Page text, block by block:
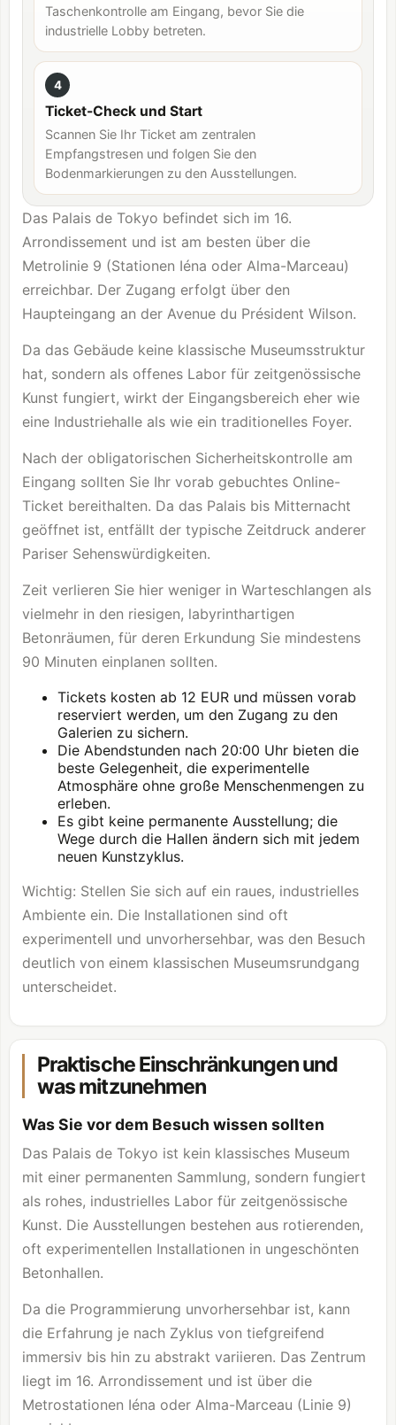
Taschenkontrolle am Eingang, bevor Sie die
industrielle Lobby betreten.
4
Ticket-Check und Start
Scannen Sie Ihr Ticket am zentralen
Empfangstresen und folgen Sie den
Bodenmarkierungen zu den Ausstellungen.
Das Palais de Tokyo befindet sich im 16.
Arrondissement und ist am besten über die
Metrolinie 9 (Stationen Iéna oder Alma-Marceau)
erreichbar. Der Zugang erfolgt über den
Haupteingang an der Avenue du Président Wilson.
Da das Gebäude keine klassische Museumsstruktur
hat, sondern als offenes Labor für zeitgenössische
Kunst fungiert, wirkt der Eingangsbereich eher wie
eine Industriehalle als wie ein traditionelles Foyer.
Nach der obligatorischen Sicherheitskontrolle am
Eingang sollten Sie Ihr vorab gebuchtes Online-
Ticket bereithalten. Da das Palais bis Mitternacht
geöffnet ist, entfällt der typische Zeitdruck anderer
Pariser Sehenswürdigkeiten.
Zeit verlieren Sie hier weniger in Warteschlangen als
vielmehr in den riesigen, labyrinthartigen
Betonräumen, für deren Erkundung Sie mindestens
90 Minuten einplanen sollten.
Tickets kosten ab 12 EUR und müssen vorab
reserviert werden, um den Zugang zu den
Galerien zu sichern.
Die Abendstunden nach 20:00 Uhr bieten die
beste Gelegenheit, die experimentelle
Atmosphäre ohne große Menschenmengen zu
erleben.
Es gibt keine permanente Ausstellung; die
Wege durch die Hallen ändern sich mit jedem
neuen Kunstzyklus.
Wichtig: Stellen Sie sich auf ein raues, industrielles
Ambiente ein. Die Installationen sind oft
experimentell und unvorhersehbar, was den Besuch
deutlich von einem klassischen Museumsrundgang
unterscheidet.
Praktische Einschränkungen und
was mitzunehmen
Was Sie vor dem Besuch wissen sollten
Das Palais de Tokyo ist kein klassisches Museum
mit einer permanenten Sammlung, sondern fungiert
als rohes, industrielles Labor für zeitgenössische
Kunst. Die Ausstellungen bestehen aus rotierenden,
oft experimentellen Installationen in ungeschönten
Betonhallen.
Da die Programmierung unvorhersehbar ist, kann
die Erfahrung je nach Zyklus von tiefgreifend
immersiv bis hin zu abstrakt variieren. Das Zentrum
liegt im 16. Arrondissement und ist über die
Metrostationen Iéna oder Alma-Marceau (Linie 9)